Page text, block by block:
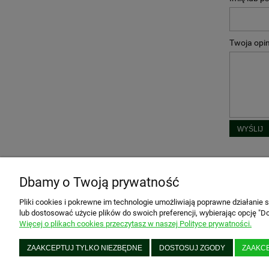
Twoja
WYŚLIJ
Kontakt i dane firmy
O firmie
Blog
Twoje
Dbamy o Twoją prywatność
Pliki cookies i pokrewne im technologie umożliwiają poprawne
lub dostosować użycie plików do swoich preferencji, wybierając opcję
Więcej o plikach cookies przeczytasz w naszej Polityce prywatności.
ZAAKCEPTUJ TYLKO NIEZBĘDNE DOSTOSUJ ZGODY